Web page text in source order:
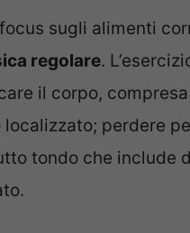
sugli alimenti
regolare.
il corpo,
perdere
tondo che include